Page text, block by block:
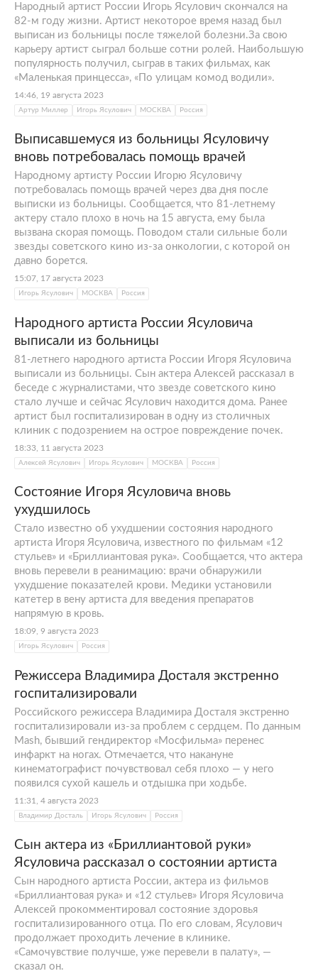
Народный артист России Игорь Ясулович скончался на
82-м году жизни. Артист некоторое время назад был
выписан из больницы после тяжелой болезни.За свою
карьеру артист сыграл больше сотни ролей. Наибольшую
популярность получил, сыграв в таких фильмах, как
«Маленькая принцесса», «По улицам комод водили».
14:46, 19 августа 2023
Артур Миллер Игорь Ясулович МОСКВА Россия
Выписавшемуся из больницы Ясуловичу
вновь потребовалась помощь врачей
Народному артисту России Игорю Ясуловичу
потребовалась помощь врачей через два дня после
выписки из больницы. Сообщается, что 81-летнему
актеру стало плохо в ночь на 15 августа, ему была
вызвана скорая помощь. Поводом стали сильные боли
звезды советского кино из-за онкологии, с которой он
давно борется.
15:07, 17 августа 2023
Игорь Ясулович МОСКВА Россия
Народного артиста России Ясуловича
выписали из больницы
81-летнего народного артиста России Игоря Ясуловича
выписали из больницы. Сын актера Алексей рассказал в
беседе с журналистами, что звезде советского кино
стало лучше и сейчас Ясулович находится дома. Ранее
артист был госпитализирован в одну из столичных
клиник с подозрением на острое повреждение почек.
18:33, 11 августа 2023
Алексей Ясулович Игорь Ясулович МОСКВА Россия
Состояние Игоря Ясуловича вновь
ухудшилось
Стало известно об ухудшении состояния народного
артиста Игоря Ясуловича, известного по фильмам «12
стульев» и «Бриллиантовая рука». Сообщается, что актера
вновь перевели в реанимацию: врачи обнаружили
ухудшение показателей крови. Медики установили
катетер в вену артиста для введения препаратов
напрямую в кровь.
18:09, 9 августа 2023
Игорь Ясулович Россия
Режиссера Владимира Досталя экстренно
госпитализировали
Российского режиссера Владимира Досталя экстренно
госпитализировали из-за проблем с сердцем. По данным
Mash, бывший гендиректор «Мосфильма» перенес
инфаркт на ногах. Отмечается, что накануне
кинематографист почувствовал себя плохо — у него
появился сухой кашель и отдышка при ходьбе.
11:31, 4 августа 2023
Владимир Досталь Игорь Ясулович Россия
Сын актера из «Бриллиантовой руки»
Ясуловича рассказал о состоянии артиста
Сын народного артиста России, актера из фильмов
«Бриллиантовая рука» и «12 стульев» Игоря Ясуловича
Алексей прокомментировал состояние здоровья
госпитализированного отца. По его словам, Ясулович
продолжает проходить лечение в клинике.
«Самочувствие получше, уже перевели в палату», —
сказал он.